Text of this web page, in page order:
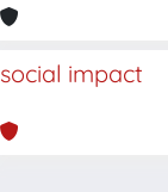
social impact